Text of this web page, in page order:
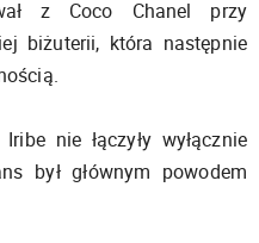
z Coco Chanel przy
biżuterii, która następnie
nie łączyły wyłącznie
był głównym powodem